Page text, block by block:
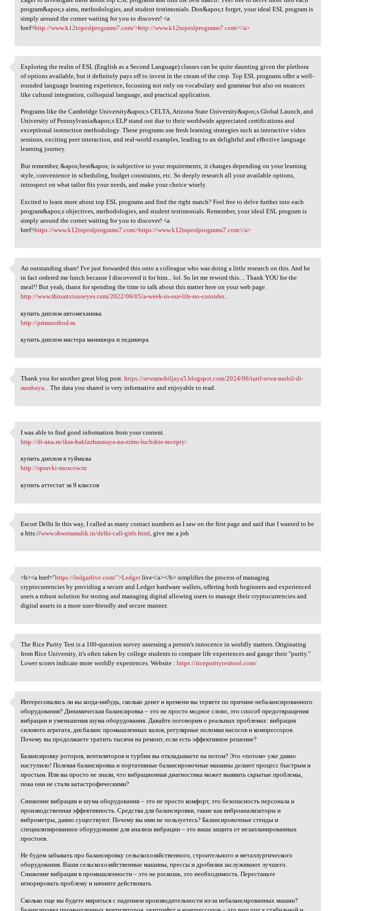
program&apos;s aims, methodologies, and student testimonials. Don&apos;t forget, your ideal ESL program is
simply around the corner waiting for you to discover! <a
href=http://www.k12topeslprograms7.com/>http://www.k12topeslprograms7.com/</a>
Exploring the realm of ESL
Exploring the realm of ESL (English as a Second Language) classes can be quite daunting given the plethora
of options available, but it definitely pays off to invest in the cream of the crop. Top ESL programs offer a well-
rounded language learning experience, focussing not only on vocabulary and grammar but also on nuances
like cultural integration, colloquial language, and practical application.
Programs like the Cambridge University&apos;s CELTA, Arizona State University&apos;s Global Launch, and
University of Pennsylvania&apos;s ELP stand out due to their worldwide appreciated certifications and
exceptional instruction methodology. These programs use fresh learning strategies such as interactive video
sessions, exciting peer interaction, and real-world examples, leading to an delightful and effective language
learning journey.
But remember, &apos;best&apos; is subjective to your requirements; it changes depending on your learning
style, convenience in scheduling, budget constraints, etc. So deeply research all your available options,
introspect on what tailor fits your needs, and make your choice wisely.
Excited to learn more about top ESL programs and find the right match? Feel free to delve further into each
program&apos;s objectives, methodologies, and student testimonials. Remember, your ideal ESL program is
simply around the corner waiting for you to discover! <a
href=https://www.k12topeslprograms7.com>https://www.k12topeslprograms7.com</a>
An outstanding share! I've
An outstanding share! I've just forwarded this onto a colleague who was doing a little research on this. And he
in fact ordered me lunch because I discovered it for him... lol. So let me reword this.... Thank YOU for the
meal!! But yeah, thanx for spending the time to talk about this matter here on your web page.
http://www.thruanxiouseyes.com/2022/06/05/a-week-in-our-life-no-consider...
купить диплом автомеханика
http://primuothod.ru
купить диплом мастера маникюра и педикюра
Thank you for another great
Thank you for another great blog post.https://sewamobiljaya5.blogspot.com/2024/06/tarif-sewa-mobil-di-
surabaya...
The data you shared is very informative and enjoyable to read.
I was able to find good
I was able to find good information from your content.
http://di-ana.ru/ikra-baklazhannaya-na-zimu-luchshie-recepty/
купить диплом в туймазы
http://spravki-moscow.ru
купить аттестат за 9 классов
Escort Delhi In this way, I
Escort Delhi In this way, I called as many contact numbers as I saw on the first page and said that I wanted to be
a htts://www.shwetamalik.in/delhi-call-girls.html , give me a job
<b><a href="https:/
<b><a href="https://ledgarlive.com/">Ledgerlive</a></b> simplifies the process of managing
cryptocurrencies by providing a secure and Ledger hardware wallets, offering both beginners and experienced
users a robust solution for storing and managing digital allowing users to manage their cryptocurrencies and
digital assets in a more user-friendly and secure manner.
The Rice Purity Test is a 100
The Rice Purity Test is a 100-question survey assessing a person's innocence in worldly matters. Originating
from Rice University, it's often taken by college students to compare life experiences and gauge their "purity."
Lower scores indicate more worldly experiences. Website :https://ricepuritytesttool.com/
Интересовались ли вы когда
Интересовались ли вы когда-нибудь, сколько денег и времени вы теряете по причине небалансированного
оборудования? Динамическая балансировка – это не просто модное слово, это способ предотвращения
вибрации и уменьшения шума оборудования. Давайте поговорим о реальных проблемах: вибрация
силового агрегата, дисбаланс промышленных валов, регулярные поломки насосов и компрессоров.
Почему вы продолжаете тратить тысячи на ремонт, если есть эффективное решение?
Балансировку роторов, вентиляторов и турбин вы откладываете на потом? Это «потом» уже давно
наступило! Полевая балансировка и портативные балансировочные машины делают процесс быстрым и
простым. Или вы просто не знали, что вибрационная диагностика может выявить скрытые проблемы,
пока они не стали катастрофическими?
Снижение вибрации и шума оборудования – это не просто комфорт, это безопасность персонала и
производственная эффективность. Средства для балансировки, такие как виброанализаторы и
виброметры, давно существуют. Почему вы ими не пользуетесь? Балансировочные стенды и
специализированное оборудование для анализа вибрации – это ваша защита от незапланированных
простоев.
Не будем забывать про балансировку сельскохозяйственного, строительного и металлургического
оборудования. Ваши сельскохозяйственные машины, прессы и дробилки заслуживают лучшего.
Снижение вибрации в промышленности – это не роскошь, это необходимость. Перестаньте
игнорировать проблему и начните действовать.
Сколько еще вы будете мириться с падением производительности из-за небалансированных машин?